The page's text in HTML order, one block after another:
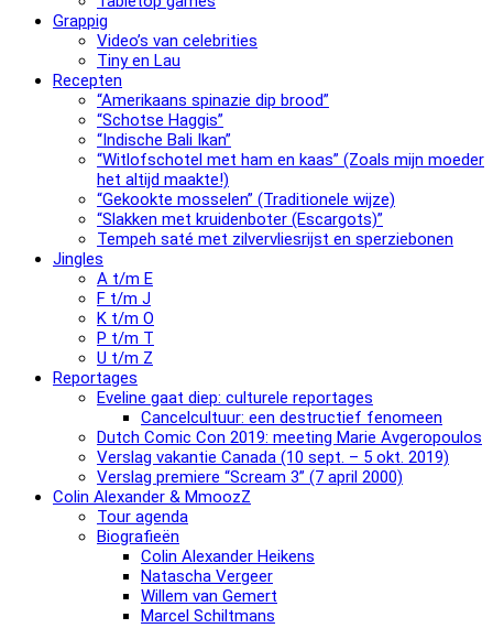
Grappig
Video’s van celebrities
Tiny en Lau
Recepten
“Amerikaans spinazie dip brood”
“Schotse Haggis”
“Indische Bali Ikan”
“Witlofschotel met ham en kaas” (Zoals mijn moeder
het altijd maakte!)
“Gekookte mosselen” (Traditionele wijze)
“Slak­ken met krui­den­bo­ter (Escargots)”
Tempeh saté met zilvervliesrijst en sperziebonen
Jingles
A t/m E
F t/m J
K t/m O
P t/m T
U t/m Z
Reportages
Eveline gaat diep: culturele reportages
Cancelcultuur: een destructief fenomeen
Dutch Comic Con 2019: meeting Marie Avgeropoulos
Verslag vakantie Canada (10 sept. – 5 okt. 2019)
Verslag premiere “Scream 3” (7 april 2000)
Colin Alexander & MmoozZ
Tour agenda
Biografieën
Colin Alexander Heikens
Natascha Vergeer
Willem van Gemert
Marcel Schiltmans